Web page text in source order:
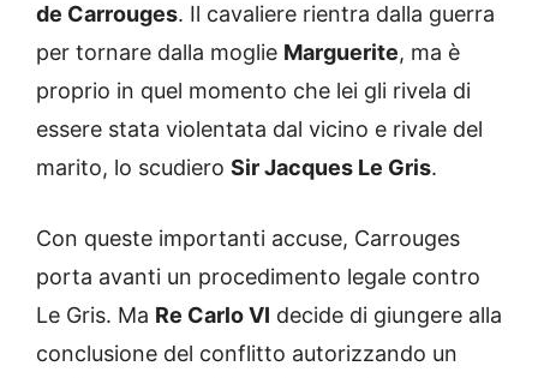
de Carrouges. Il cavaliere rientra dalla guerra
per tornare dalla moglie Marguerite, ma è
proprio in quel momento che lei gli rivela di
essere stata violentata dal vicino e rivale del
marito, lo scudiero Sir Jacques Le Gris.
Con queste importanti accuse, Carrouges
porta avanti un procedimento legale contro
Le Gris. Ma Re Carlo VI decide di giungere alla
conclusione del conflitto autorizzando un